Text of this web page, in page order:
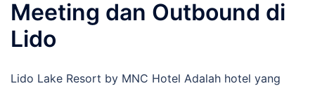
Meeting dan Outbound di
Lido
Lido Lake Resort by MNC Hotel Adalah hotel yang